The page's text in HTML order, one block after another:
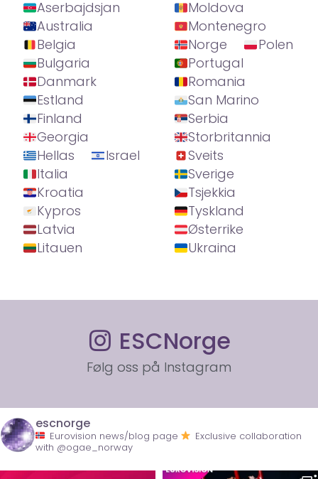
Aserbajdsjan
Australia
Belgia
Bulgaria
Danmark
Estland
Finland
Georgia
Hellas
Israel
Italia
Kroatia
Kypros
Latvia
Litauen
Moldova
Montenegro
Norge
Polen
Portugal
Romania
San Marino
Serbia
Storbritannia
Sveits
Sverige
Tsjekkia
Tyskland
Østerrike
Ukraina
ESCNorge
Følg oss på Instagram
escnorge
Eurovision news/blog page
Exclusive collaboration
with @ogae_norway